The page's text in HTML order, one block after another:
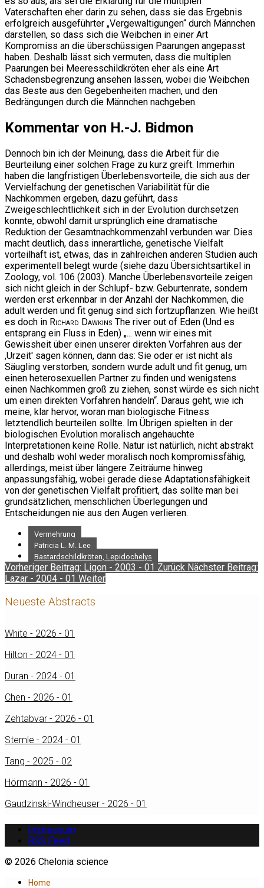
Vaterschaften eher darin zu sehen, dass sie das Ergebnis
erfolgreich ausgeführter „Vergewaltigungen“ durch Männchen
darstellen, so dass sich die Weibchen in einer Art
Kompromiss an die überschüssigen Paarungen angepasst
haben. Deshalb lässt sich vermuten, dass die multiplen
Paarungen bei Meeresschildkröten eher als eine Art
Schadensbegrenzung ansehen lassen, wobei die Weibchen
das Beste aus den Gegebenheiten machen, und den
Bedrängungen durch die Männchen nachgeben.
Kommentar von H.-J. Bidmon
Dennoch bin ich der Meinung, dass die Arbeit für die
Beurteilung einer solchen Frage zu kurz greift. Immerhin
haben die langfristigen Überlebensvorteile, die sich aus der
Vervielfachung der genetischen Variabilität für die
Nachkommen ergeben, dazu geführt, dass
Zweigeschlechtlichkeit sich in der Evolution durchsetzen
konnte, obwohl damit ursprünglich eine dramatische
Reduktion der Gesamtnachkommenzahl verbunden war. Dies
macht deutlich, dass innerartliche, genetische Vielfalt
vorteilhaft ist, etwas, das in zahlreichen anderen Studien auch
experimentell belegt wurde (siehe dazu Übersichtsartikel in
Zoology, vol. 106 (2003). Manche Überlebensvorteile zeigen
sich nicht gleich in der Schlupf- bzw. Geburtenrate, sondern
werden erst erkennbar in der Anzahl der Nachkommen, die
adult werden und fit genug sind sich fortzupflanzen. Wie heißt
es doch in Richard Dawkins The river out of Eden (Und es
entsprang ein Fluss in Eden) „... wenn wir eines mit
Gewissheit über einen unserer direkten Vorfahren aus der
,Urzeit' sagen können, dann das: Sie oder er ist nicht als
Säugling verstorben, sondern wurde adult und fit genug, um
einen heterosexuellen Partner zu finden und wenigstens
einen Nachkommen groß zu ziehen, sonst würde es sich nicht
um einen direkten Vorfahren handeln“. Daraus geht, wie ich
meine, klar hervor, woran man biologische Fitness
letztendlich beurteilen sollte. Im Übrigen spielten in der
biologischen Evolution moralisch angehauchte
Interpretationen keine Rolle. Natur ist natürlich, nicht abstrakt
und deshalb wohl weder moralisch noch kompromissfähig,
allerdings, meist über längere Zeiträume hinweg
anpassungsfähig, wobei gerade diese Adaptationsfähigkeit
von der genetischen Vielfalt profitiert, das sollte man bei
grundsätzlichen, menschlichen Überlegungen und
Entscheidungen nie aus den Augen verlieren.
Vermehrung
Patricia L. M. Lee
Bastardschildkröten, Lepidochelys
Vorheriger Beitrag: Ligon - 2003 - 01 Zurück Nächster Beitrag:
Lazar - 2004 - 01 Weiter
Neueste Abstracts
White - 2026 - 01
Hilton - 2024 - 01
Duran - 2024 - 01
Chen - 2026 - 01
Zehtabvar - 2026 - 01
Stemle - 2024 - 01
Tang - 2025 - 02
Hörmann - 2026 - 01
Gaudzinski-Windheuser - 2026 - 01
Impressum
RSS Feed
© 2026 Chelonia science
Home